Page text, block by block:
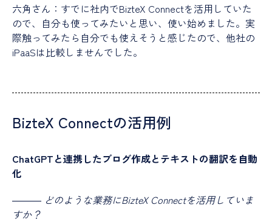
六角さん：すでに社内でBizteX Connectを活用していた
ので、自分も使ってみたいと思い、使い始めました。実
際触ってみたら自分でも使えそうと感じたので、他社の
iPaaSは比較しませんでした。
BizteX Connectの活用例
ChatGPTと連携したブログ作成とテキストの翻訳を自動
化
――― どのような業務にBizteX Connectを活用していま
すか？